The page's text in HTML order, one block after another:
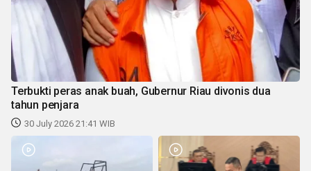
Terbukti peras anak buah, Gubernur Riau divonis dua
tahun penjara
30 July 2026 21:41 WIB